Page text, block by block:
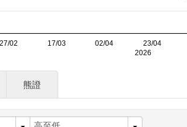
熊證